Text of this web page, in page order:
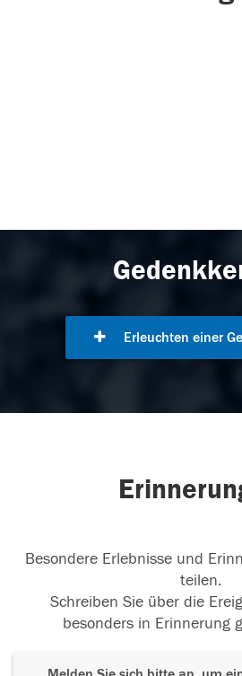
Erleuchten einer
Besondere Erlebnisse und
teilen.
Schreiben Sie über die
besonders in Erinnerung